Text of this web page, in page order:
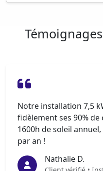
Notre installation 7,5
fidèlement ses 90%
1600h de soleil
par an !
Nathalie D.